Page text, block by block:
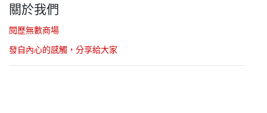
關於我們
閱歷無數商場
發自內心的感觸，分享給大家